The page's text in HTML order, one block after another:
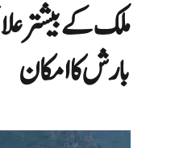
ملک کے بیشتر
بارش کا امکان